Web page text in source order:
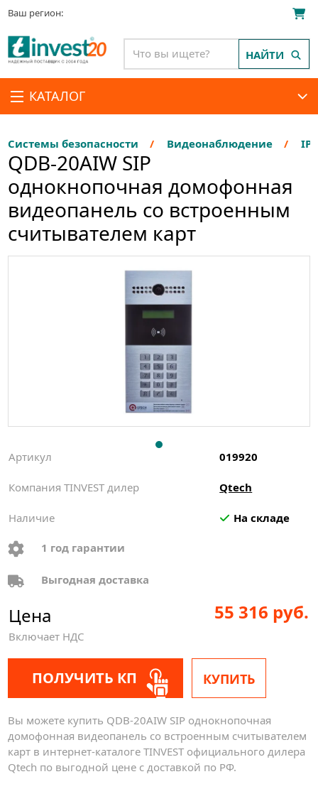
Ваш регион:
КАТАЛОГ
НАЙТИ
Системы безопасности Видеонаблюдение
QDB-20AIW SIP
однокнопочная домофонная
видеопанель со встроенным
считывателем карт
Артикул 019920
Компания TINVEST дилер Qtech
Наличие На складе
1 год гарантии
Выгодная доставка
Цена
Включает НДС
55 316 руб.
ПОЛУЧИТЬ КП КУПИТЬ
Вы можете купить QDB-20AIW SIP однокнопочная
домофонная видеопанель со встроенным считывателем
карт в интернет-каталоге TINVEST официального дилера
Qtech по выгодной цене с доставкой по РФ.